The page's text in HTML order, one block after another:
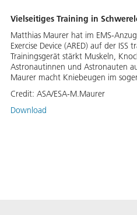
Vielseitiges Training in
Matthias Maurer hat im EMS-
Exercise Device (ARED) auf der ISS
Trainingsgerät stärkt Muskeln,
Astronautinnen und Astronauten
Maurer macht Kniebeugen im
Credit: ASA/ESA-M.Maurer
Download